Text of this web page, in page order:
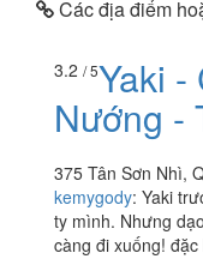
Các địa điểm
3.2 / 5Yaki -
Nướng -
375 Tân Sơn Nhì,
kemygody: Yaki
ty mình. Nhưng
càng đi xuống!